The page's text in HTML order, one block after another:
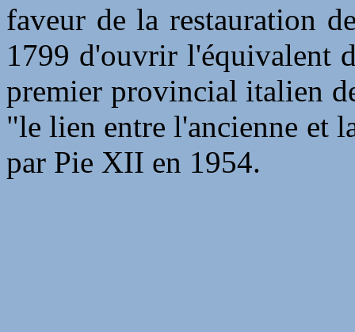
faveur de la restauration
1799 d'ouvrir l'équivalent
premier provincial italien
"le lien entre l'ancienne et
par Pie XII en 1954.